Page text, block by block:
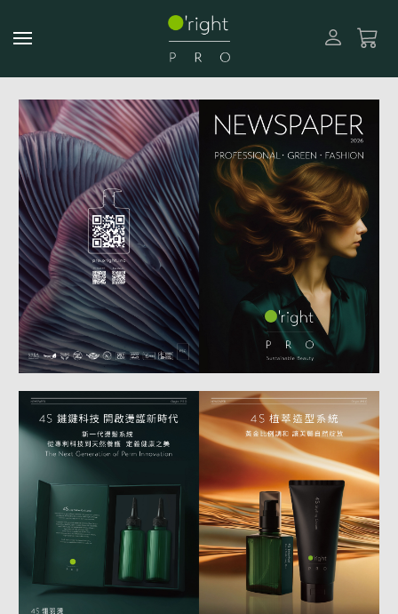
PRO系列
品牌理念
綠色趨勢
綠沙龍計畫
選擇站點